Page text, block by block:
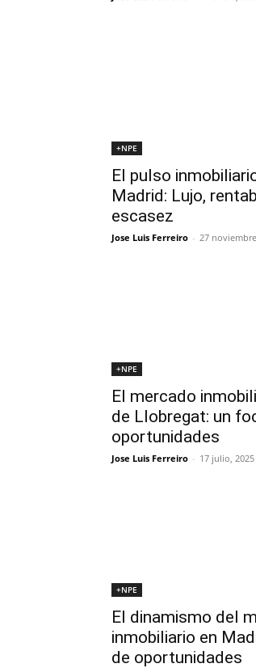
+NPE
El pulso
Madrid: Lujo,
escasez
Jose Luis Ferreiro - 27
+NPE
El mercado
de Llobregat: un
oportunidades
Jose Luis Ferreiro - 17 julio, 2025
+NPE
El dinamismo del
inmobiliario en
de oportunidades